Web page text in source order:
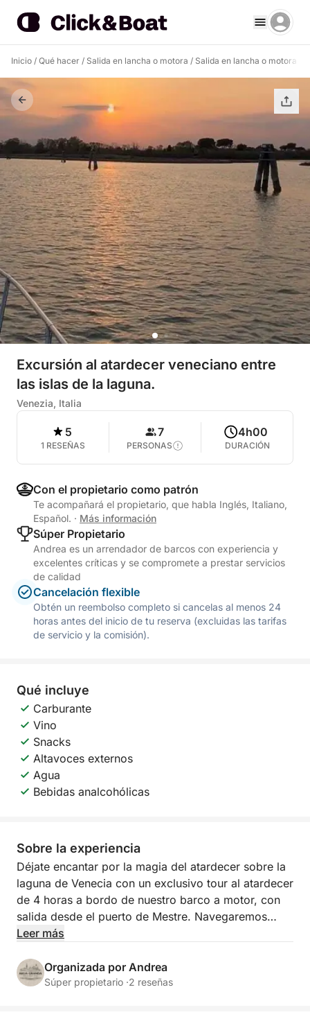
Inicio / Qué hacer / Salida en lancha o motora / Salida en lancha o motora
Excursión al atardecer veneciano entre
las islas de la laguna.
Venezia, Italia
5
1 RESEÑAS
7
PERSONAS
4h00
DURACIÓN
Con el propietario como patrón
Te acompañará el propietario, que habla Inglés, Italiano,
Español. · Más información
Súper Propietario
Andrea es un arrendador de barcos con experiencia y
excelentes críticas y se compromete a prestar servicios
de calidad
Cancelación flexible
Obtén un reembolso completo si cancelas al menos 24
horas antes del inicio de tu reserva (excluidas las tarifas
de servicio y la comisión).
Qué incluye
Carburante
Vino
Snacks
Altavoces externos
Agua
Bebidas analcohólicas
Sobre la experiencia
Déjate encantar por la magia del atardecer sobre la
laguna de Venecia con un exclusivo tour al atardecer
de 4 horas a bordo de nuestro barco a motor, con
salida desde el puerto de Mestre. Navegaremos
entre las islas más fascinantes de la laguna norte:
desciende lentamente sobre el agua, regalando
reflejos dorados y una atmósfera única.
Leer más
Organizada por Andrea
Súper propietario ·2 reseñas